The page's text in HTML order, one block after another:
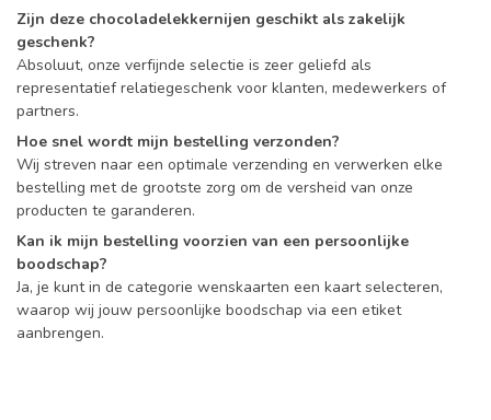
Zijn deze chocoladelekkernijen geschikt als zakelijk
geschenk?
Absoluut, onze verfijnde selectie is zeer geliefd als
representatief relatiegeschenk voor klanten, medewerkers of
partners.
Hoe snel wordt mijn bestelling verzonden?
Wij streven naar een optimale verzending en verwerken elke
bestelling met de grootste zorg om de versheid van onze
producten te garanderen.
Kan ik mijn bestelling voorzien van een persoonlijke
boodschap?
Ja, je kunt in de categorie wenskaarten een kaart selecteren,
waarop wij jouw persoonlijke boodschap via een etiket
aanbrengen.